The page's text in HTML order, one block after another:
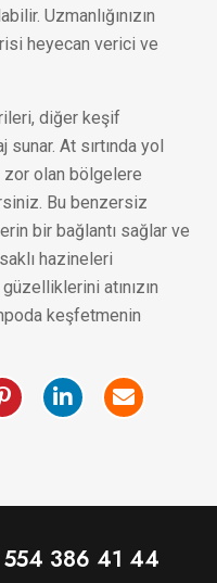
Uzmanlığınızın
heyecan verici ve
diğer keşif
At sırtında yol
zor olan bölgelere
Bu benzersiz
bir bağlantı sağlar ve
hazineleri
atınızın
keşfetmenin
386 41 44